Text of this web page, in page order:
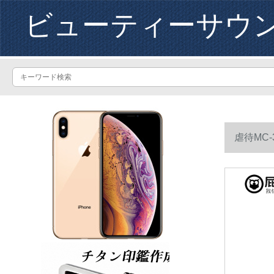
ビューティーサウ
虐待
カバーを